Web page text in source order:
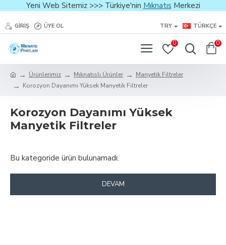
Yeni Web Sitemiz >>> Türkiye'nin Mıknatıs Merkezi
GIRIŞ ÜYE OL TRY TÜRKÇE
0 0
Ürünlerimiz Mıknatıslı Ürünler
Manyetik Filtreler
Korozyon Dayanımı Yüksek Manyetik Filtreler
Korozyon Dayanımı Yüksek
Manyetik Filtreler
Bu kategoride ürün bulunamadı.
DEVAM